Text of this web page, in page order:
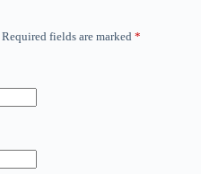
Required fields are marked *